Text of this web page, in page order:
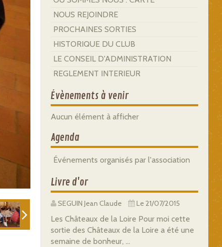
NOUS REJOINDRE
PROCHAINES SORTIES
HISTORIQUE DU CLUB
LE CONSEIL D'ADMINISTRATION
REGLEMENT INTERIEUR
Évènements à venir
Aucun élément à afficher
Agenda
Événements organisés par l'association
Livre d'or
SEGUIN Jean Claude Le 21/07/2015
Les Châteaux de la Loire Pour moi cette
sortie des Châteaux de la Loire a été une
semaine de bonheur, ...